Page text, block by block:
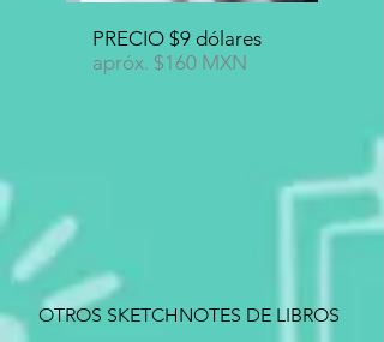
PRECIO $9 dólares
apróx. $160 MXN
OTROS SKETCHNOTES DE LIBROS